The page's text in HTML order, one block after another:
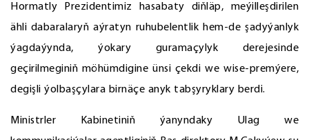
Hormatly Prezidentimiz hasabaty diňläp, meýilleşdirilen
ähli dabaralaryň aýratyn ruhubelentlik hem-de şadyýanlyk
ýagdaýynda, ýokary guramaçylyk derejesinde
geçirilmeginiň möhümdigine ünsi çekdi we wise-premýere,
degişli ýolbaşçylara birnäçe anyk tabşyryklary berdi.
Ministrler Kabinetiniň ýanyndaky Ulag we